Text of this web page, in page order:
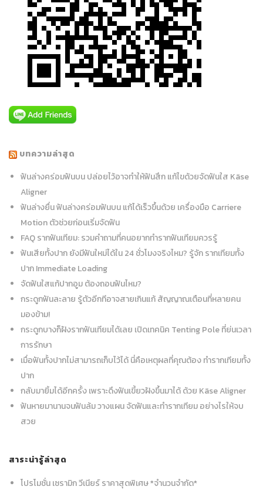
บทความล่าสุด
ฟันล่างคร่อมฟันบน ปล่อยไว้อาจทำให้ฟันสึก แก้ไขด้วยจัดฟันใส Käse
Aligner
ฟันล่างยื่น ฟันล่างคร่อมฟันบน แก้ได้เร็วขึ้นด้วย เครื่องมือ Carriere
Motion ตัวช่วยก่อนเริ่มจัดฟัน
FAQ รากฟันเทียม: รวมคำถามที่คนอยากทำรากฟันเทียมควรรู้
ฟันเสียทั้งปาก ยังมีฟันใหม่ได้ใน 24 ชั่วโมงจริงไหม? รู้จัก รากเทียมทั้ง
ปาก Immediate Loading
จัดฟันใสแก้ปากอูม ต้องถอนฟันไหม?
กระดูกฟันละลาย รู้ตัวอีกทีอาจสายเกินแก้ สัญญาณเตือนที่หลายคน
มองข้าม!
กระดูกบางก็ฝังรากฟันเทียมได้เลย เปิดเทคนิค Tenting Pole ที่ย่นเวลา
การรักษา
เมื่อฟันทั้งปากไม่สามารถเก็บไว้ได้ นี่คือเหตุผลที่คุณต้อง ทำรากเทียมทั้ง
ปาก
กลับมายิ้มได้อีกครั้ง เพราะดึงฟันเขี้ยวฝังขึ้นมาได้ ด้วย Käse Aligner
ฟันหายมานานจนฟันล้ม วางแผน จัดฟันและทำรากเทียม อย่างไรให้จบ
สวย
สาระน่ารู้ล่าสุด
โปรโมชั่น เซรามิก วีเนียร์ ราคาสุดพิเศษ *จำนวนจำกัด*